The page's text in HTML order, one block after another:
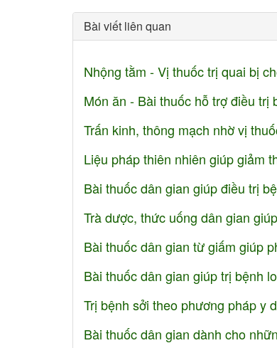
Bài viết liên quan
Nhộng tằm - Vị thuốc trị quai bị
Món ăn - Bài thuốc hỗ trợ điều trị
Trấn kinh, thông mạch nhờ vị
Liệu pháp thiên nhiên giúp giảm
Bài thuốc dân gian giúp điều trị
Trà dược, thức uống dân gian
Bài thuốc dân gian từ giấm giúp
Bài thuốc dân gian giúp trị bệnh
Trị bệnh sởi theo phương pháp y
Bài thuốc dân gian dành cho